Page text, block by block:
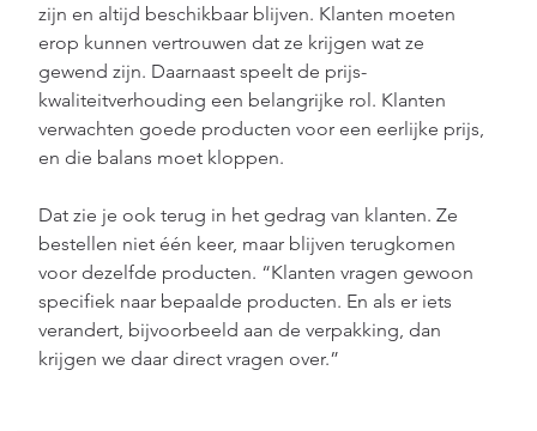
zijn en altijd beschikbaar blijven. Klanten moeten
erop kunnen vertrouwen dat ze krijgen wat ze
gewend zijn. Daarnaast speelt de prijs-
kwaliteitverhouding een belangrijke rol. Klanten
verwachten goede producten voor een eerlijke prijs,
en die balans moet kloppen.
Dat zie je ook terug in het gedrag van klanten. Ze
bestellen niet één keer, maar blijven terugkomen
voor dezelfde producten. “Klanten vragen gewoon
specifiek naar bepaalde producten. En als er iets
verandert, bijvoorbeeld aan de verpakking, dan
krijgen we daar direct vragen over.”